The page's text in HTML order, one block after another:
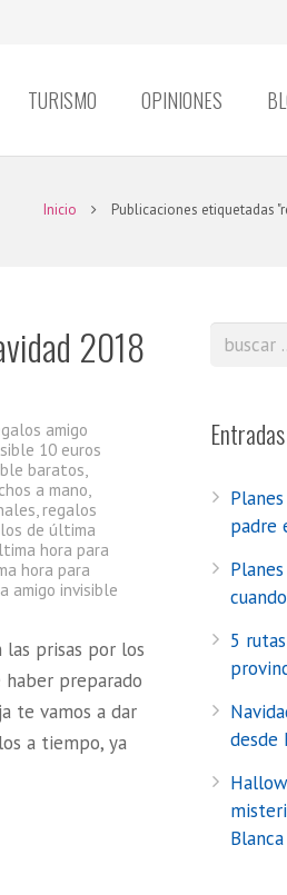
TURISMO OPINIONES
Inicio Publicaciones etiquetadas
2018
amigo
10 euros
baratos,
a mano,
, regalos
de última
hora para
hora para
amigo invisible
las prisas por los
haber preparado
te vamos a dar
a tiempo, ya
padre
5
desde
Blanca